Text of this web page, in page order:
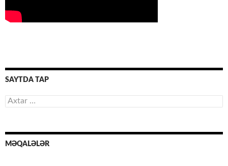
SAYTDA TAP
Axtarış:
MƏQALƏLƏR